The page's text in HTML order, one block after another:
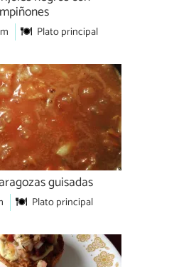
Plato principal
guisadas
Plato principal